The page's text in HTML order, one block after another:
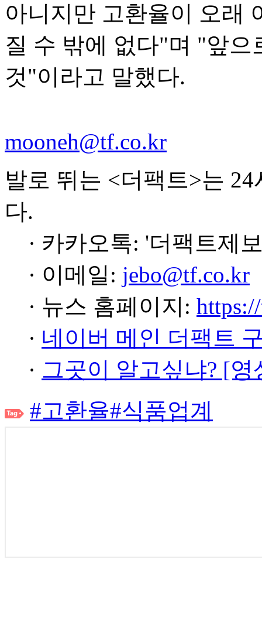
아니지만 고환율이 오래
질 수 밖에 없다"며 "앞
것"이라고 말했다.
mooneh@tf.co.kr
발로 뛰는 <더팩트>는
다.
· 카카오톡: '더팩트제
· 이메일: jebo@tf.co.kr
· 뉴스 홈페이지:
· 네이버 메인 더팩트
· 그곳이 알고싶냐? [
#고환율#식품업계